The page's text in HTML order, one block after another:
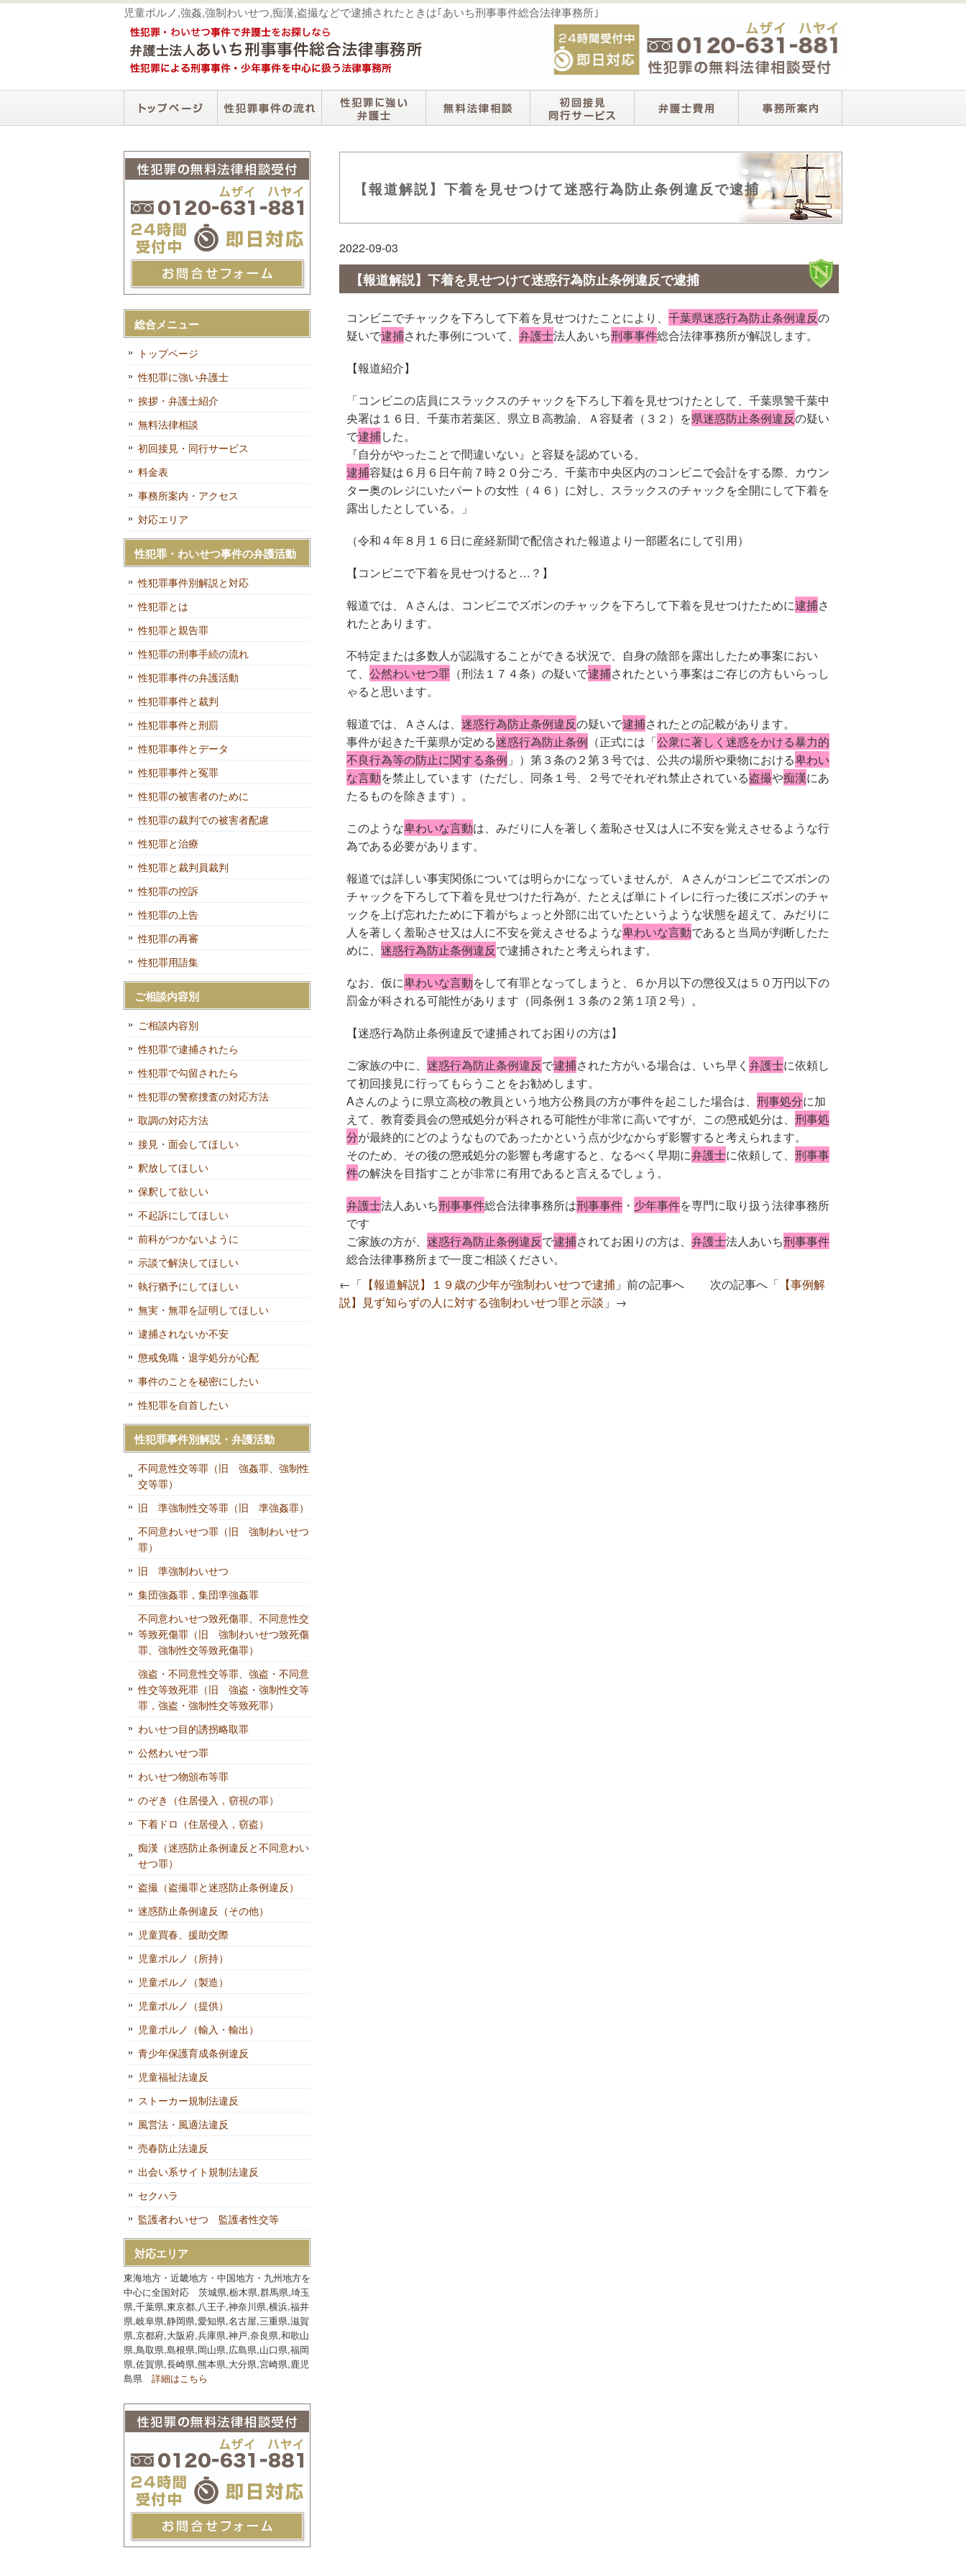
児童ポルノ,強姦,強制わいせつ,痴漢,盗撮などで逮捕されたときは｢あいち刑事事件総合法律事務所｣
【報道解説】下着を見せつけて迷惑行為防止条例違反で逮捕
2022-09-03
【報道解説】下着を見せつけて迷惑行為防止条例違反で逮捕
コンビニでチャックを下ろして下着を見せつけたことにより、 千葉県迷惑行為防止条例違反の
疑いで逮捕された事例について、 弁護士法人あいち刑事事件総合法律事務所が解説します。
【報道紹介】
「コンビニの店員にスラックスのチャックを下ろし下着を見せつけたとして、千葉県警千葉中
央署は１６日、千葉市若葉区、県立Ｂ高教諭、Ａ容疑者（３２）を県迷惑防止条例違反の疑い
で逮捕した。
『自分がやったことで間違いない』と容疑を認めている。
逮捕容疑は６月６日午前７時２０分ごろ、千葉市中央区内のコンビニで会計をする際、カウン
ター奥のレジにいたパートの女性（４６）に対し、スラックスのチャックを全開にして下着を
露出したとしている。」
（令和４年８月１６日に産経新聞で配信された報道より一部匿名にして引用）
【コンビニで下着を見せつけると…？】
報道では、Ａさんは、コンビニでズボンのチャックを下ろして下着を見せつけたために逮捕さ
れたとあります。
不特定または多数人が認識することができる状況で、自身の陰部を露出したため事案におい
て、 公然わいせつ罪 （刑法１７４条）の疑いで逮捕されたという事案はご存じの方もいらっし
ゃると思います。
報道では、Ａさんは、 迷惑行為防止条例違反の疑いで逮捕されたとの記載があります。
事件が起きた千葉県が定める迷惑行為防止条例 （正式には「公衆に著しく迷惑をかける暴力的
不良行為等の防止に関する条例 」）第３条の２第３号では、公共の場所や乗物における卑わい
な言動を禁止しています（ただし、同条１号、２号でそれぞれ禁止されている盗撮や痴漢にあ
たるものを除きます）。
このような卑わいな言動は、みだりに人を著しく羞恥させ又は人に不安を覚えさせるような行
為である必要があります。
報道では詳しい事実関係については明らかになっていませんが、Ａさんがコンビニでズボンの
チャックを下ろして下着を見せつけた行為が、たとえば単にトイレに行った後にズボンのチャ
ックを上げ忘れたために下着がちょっと外部に出ていたというような状態を超えて、みだりに
人を著しく羞恥させ又は人に不安を覚えさせるような卑わいな言動であると当局が判断したた
めに、 迷惑行為防止条例違反で逮捕されたと考えられます。
なお、仮に卑わいな言動をして有罪となってしまうと、６か月以下の懲役又は５０万円以下の
罰金が科される可能性があります（同条例１３条の２第１項２号）。
【迷惑行為防止条例違反で逮捕されてお困りの方は】
ご家族の中に、 迷惑行為防止条例違反で逮捕された方がいる場合は、いち早く 弁護士に依頼し
て初回接見に行ってもらうことをお勧めします。
Aさんのように県立高校の教員という地方公務員の方が事件を起こした場合は、 刑事処分に加
えて、教育委員会の懲戒処分が科される可能性が非常に高いですが、この懲戒処分は、 刑事処
分が最終的にどのようなものであったかという点が少なからず影響すると考えられます。
そのため、その後の懲戒処分の影響も考慮すると、なるべく早期に弁護士に依頼して、 刑事事
件の解決を目指すことが非常に有用であると言えるでしょう。
弁護士法人あいち刑事事件総合法律事務所は刑事事件 ・ 少年事件を専門に取り扱う法律事務所
です
ご家族の方が、 迷惑行為防止条例違反で逮捕されてお困りの方は、 弁護士法人あいち刑事事件
総合法律事務所まで一度ご相談ください。
←「 【報道解説】１９歳の少年が強制わいせつで逮捕 」前の記事へ 次の記事へ「 【事例解
説】見ず知らずの人に対する強制わいせつ罪と示談 」→
総合メニュー
トップページ
性犯罪に強い弁護士
挨拶・弁護士紹介
無料法律相談
初回接見・同行サービス
料金表
事務所案内・アクセス
対応エリア
性犯罪・わいせつ事件の弁護活動
性犯罪事件別解説と対応
性犯罪とは
性犯罪と親告罪
性犯罪の刑事手続の流れ
性犯罪事件の弁護活動
性犯罪事件と裁判
性犯罪事件と刑罰
性犯罪事件とデータ
性犯罪事件と冤罪
性犯罪の被害者のために
性犯罪の裁判での被害者配慮
性犯罪と治療
性犯罪と裁判員裁判
性犯罪の控訴
性犯罪の上告
性犯罪の再審
性犯罪用語集
ご相談内容別
ご相談内容別
性犯罪で逮捕されたら
性犯罪で勾留されたら
性犯罪の警察捜査の対応方法
取調の対応方法
接見・面会してほしい
釈放してほしい
保釈して欲しい
不起訴にしてほしい
前科がつかないように
示談で解決してほしい
執行猶予にしてほしい
無実・無罪を証明してほしい
逮捕されないか不安
懲戒免職・退学処分が心配
事件のことを秘密にしたい
性犯罪を自首したい
性犯罪事件別解説・弁護活動
不同意性交等罪（旧 強姦罪、強制性
交等罪）
旧 準強制性交等罪（旧 準強姦罪）
不同意わいせつ罪（旧 強制わいせつ
罪）
旧 準強制わいせつ
集団強姦罪，集団準強姦罪
不同意わいせつ致死傷罪、不同意性交
等致死傷罪（旧 強制わいせつ致死傷
罪、強制性交等致死傷罪）
強盗・不同意性交等罪、強盗・不同意
性交等致死罪（旧 強盗・強制性交等
罪，強盗・強制性交等致死罪）
わいせつ目的誘拐略取罪
公然わいせつ罪
わいせつ物頒布等罪
のぞき（住居侵入，窃視の罪）
下着ドロ（住居侵入，窃盗）
痴漢（迷惑防止条例違反と不同意わい
せつ罪）
盗撮（盗撮罪と迷惑防止条例違反）
迷惑防止条例違反（その他）
児童買春、援助交際
児童ポルノ（所持）
児童ポルノ（製造）
児童ポルノ（提供）
児童ポルノ（輸入・輸出）
青少年保護育成条例違反
児童福祉法違反
ストーカー規制法違反
風営法・風適法違反
売春防止法違反
出会い系サイト規制法違反
セクハラ
監護者わいせつ 監護者性交等
対応エリア
東海地方・近畿地方・中国地方・九州地方を
中心に全国対応 茨城県,栃木県,群馬県,埼玉
県,千葉県,東京都,八王子,神奈川県,横浜,福井
県,岐阜県,静岡県,愛知県,名古屋,三重県,滋賀
県,京都府,大阪府,兵庫県,神戸,奈良県,和歌山
県,鳥取県,島根県,岡山県,広島県,山口県,福岡
県,佐賀県,長崎県,熊本県,大分県,宮崎県,鹿児
島県 詳細はこちら